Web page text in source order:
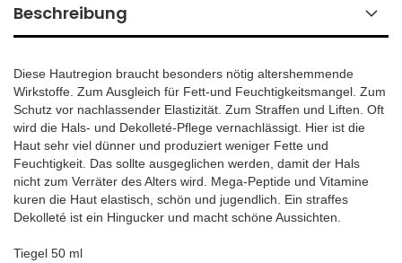
Beschreibung
Diese Hautregion braucht besonders nötig altershemmende
Wirkstoffe. Zum Ausgleich für Fett-und Feuchtigkeitsmangel. Zum
Schutz vor nachlassender Elastizität. Zum Straffen und Liften. Oft
wird die Hals- und Dekolleté-Pflege vernachlässigt. Hier ist die
Haut sehr viel dünner und produziert weniger Fette und
Feuchtigkeit. Das sollte ausgeglichen werden, damit der Hals
nicht zum Verräter des Alters wird. Mega-Peptide und Vitamine
kuren die Haut elastisch, schön und jugendlich. Ein straffes
Dekolleté ist ein Hingucker und macht schöne Aussichten.
Tiegel 50 ml